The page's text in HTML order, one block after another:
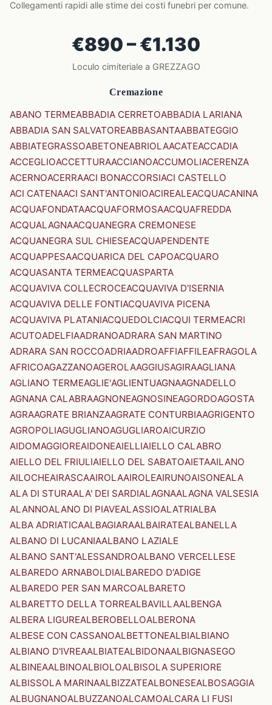
Collegamenti rapidi alle stime dei costi funebri per comune.
€890 – €1.130
Loculo cimiteriale a GREZZAGO
Cremazione
ABANO TERMEABBADIA CERRETOABBADIA LARIANA
ABBADIA SAN SALVATOREABBASANTAABBATEGGIO
ABBIATEGRASSOABETONEABRIOLAACATEACCADIA
ACCEGLIOACCETTURAACCIANOACCUMOLIACERENZA
ACERNOACERRAACI BONACCORSIACI CASTELLO
ACI CATENAACI SANT'ANTONIOACIREALEACQUACANINA
ACQUAFONDATAACQUAFORMOSAACQUAFREDDA
ACQUALAGNAACQUANEGRA CREMONESE
ACQUANEGRA SUL CHIESEACQUAPENDENTE
ACQUAPPESAACQUARICA DEL CAPOACQUARO
ACQUASANTA TERMEACQUASPARTA
ACQUAVIVA COLLECROCEACQUAVIVA D'ISERNIA
ACQUAVIVA DELLE FONTIACQUAVIVA PICENA
ACQUAVIVA PLATANIACQUEDOLCIACQUI TERMEACRI
ACUTOADELFIAADRANOADRARA SAN MARTINO
ADRARA SAN ROCCOADRIAADROAFFIAFFILEAFRAGOLA
AFRICOAGAZZANOAGEROLAAGGIUSAGIRAAGLIANA
AGLIANO TERMEAGLIE'AGLIENTUAGNAAGNADELLO
AGNANA CALABRAAGNONEAGNOSINEAGORDOAGOSTA
AGRAAGRATE BRIANZAAGRATE CONTURBIAAGRIGENTO
AGROPOLIAGUGLIANOAGUGLIAROAICURZIO
AIDOMAGGIOREAIDONEAIELLIAIELLO CALABRO
AIELLO DEL FRIULIAIELLO DEL SABATOAIETAAILANO
AILOCHEAIRASCAAIROLAAIROLEAIRUNOAISONEALA
ALA DI STURAALA' DEI SARDIALAGNAALAGNA VALSESIA
ALANNOALANO DI PIAVEALASSIOALATRIALBA
ALBA ADRIATICAALBAGIARAALBAIRATEALBANELLA
ALBANO DI LUCANIAALBANO LAZIALE
ALBANO SANT'ALESSANDROALBANO VERCELLESE
ALBAREDO ARNABOLDIALBAREDO D'ADIGE
ALBAREDO PER SAN MARCOALBARETO
ALBARETTO DELLA TORREALBAVILLAALBENGA
ALBERA LIGUREALBEROBELLOALBERONA
ALBESE CON CASSANOALBETTONEALBIALBIANO
ALBIANO D'IVREAALBIATEALBIDONAALBIGNASEGO
ALBINEAALBINOALBIOLOALBISOLA SUPERIORE
ALBISSOLA MARINAALBIZZATEALBONESEALBOSAGGIA
ALBUGNANOALBUZZANOALCAMOALCARA LI FUSI